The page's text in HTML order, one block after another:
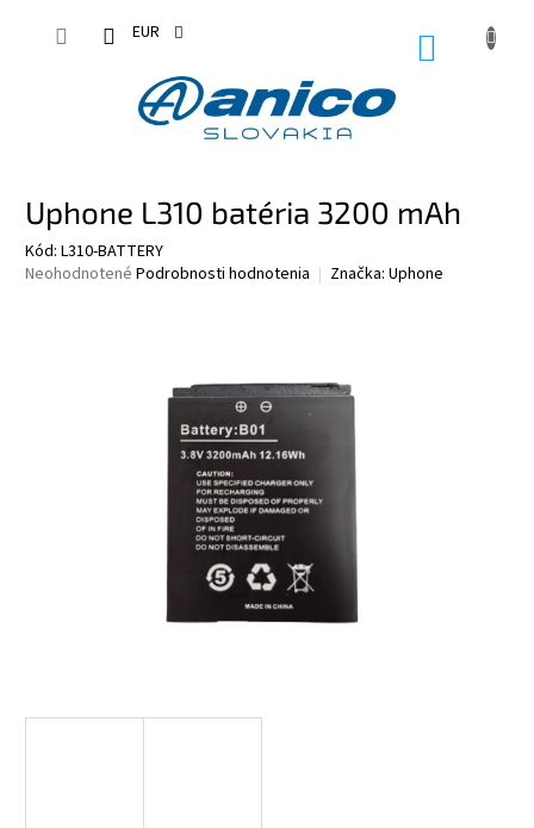
EUR
Uphone L310 batéria 3200 mAh
Kód: L310-BATTERY
Priemerné
Neohodnotené Podrobnosti hodnotenia Značka: Uphone